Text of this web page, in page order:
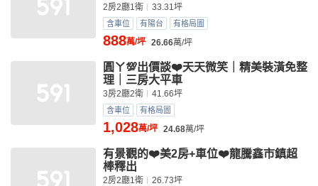
2房2廳1衛 33.31坪
含車位 有陽台 有格局圖
888萬/坪 26.66萬/坪
圓ㄚ💯出價談❤️天天微笑｜精美裝潢免整
理｜三房大平車
3房2廳2衛 41.66坪
含車位 有格局圖
1,028萬/坪 24.68萬/坪
有景觀的❤️美2房+車位❤️龍騰鑫市鎮超
棒釋出
2房2廳1衛 26.73坪